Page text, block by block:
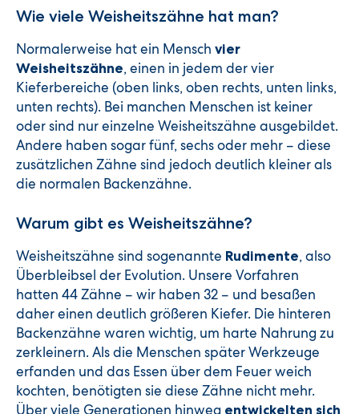
Wie viele Weisheitszähne hat man?
Normalerweise hat ein Mensch vier
Weisheitszähne, einen in jedem der vier
Kieferbereiche (oben links, oben rechts, unten links,
unten rechts). Bei manchen Menschen ist keiner
oder sind nur einzelne Weisheitszähne ausgebildet.
Andere haben sogar fünf, sechs oder mehr – diese
zusätzlichen Zähne sind jedoch deutlich kleiner als
die normalen Backenzähne.
Warum gibt es Weisheitszähne?
Weisheitszähne sind sogenannte Rudimente, also
Überbleibsel der Evolution. Unsere Vorfahren
hatten 44 Zähne – wir haben 32 – und besaßen
daher einen deutlich größeren Kiefer. Die hinteren
Backenzähne waren wichtig, um harte Nahrung zu
zerkleinern. Als die Menschen später Werkzeuge
erfanden und das Essen über dem Feuer weich
kochten, benötigten sie diese Zähne nicht mehr.
Über viele Generationen hinweg entwickelten sich